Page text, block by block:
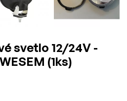
svetlo 12/24V -
(1ks)